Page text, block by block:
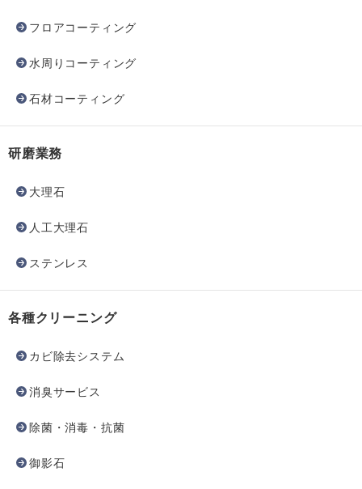
フロアコーティング
水周りコーティング
石材コーティング
研磨業務
大理石
人工大理石
ステンレス
各種クリーニング
カビ除去システム
消臭サービス
除菌・消毒・抗菌
御影石